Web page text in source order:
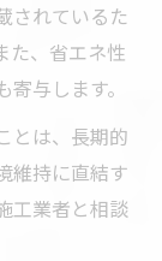
されているた
た、省エネ性
与します。
とは、長期的
維持に直結す
工業者と相談